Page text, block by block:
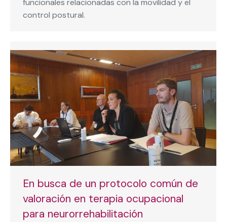
funcionales relacionadas con la movilidad y el
control postural.
En busca de un protocolo común de
valoración en terapia ocupacional
para neurorrehabilitación